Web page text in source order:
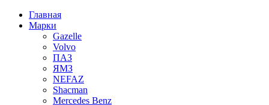
Главная
Марки
Gazelle
Volvo
ПАЗ
ЯМЗ
NEFAZ
Shacman
Mercedes Benz